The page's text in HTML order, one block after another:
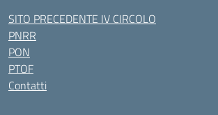
SITO PRECEDENTE IV CIRCOLO
PNRR
PON
PTOF
Contatti